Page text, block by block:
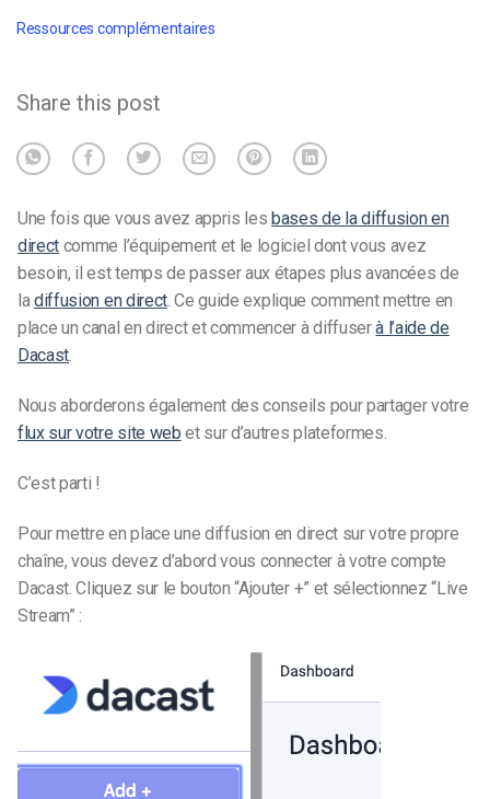
Ressources complémentaires
Share this post
Une fois que vous avez appris les bases de la diffusion en
direct comme l’équipement et le logiciel dont vous avez
besoin, il est temps de passer aux étapes plus avancées de
ladiffusion en direct. Ce guide explique comment mettre en
place un canal en direct et commencer à diffuserà l’aide de
Dacast.
Nous aborderons également des conseils pour partager votre
flux sur votre site web et sur d’autres plateformes.
C’est parti !
Pour mettre en place une diffusion en direct sur votre propre
chaîne, vous devez d’abord vous connecter à votre compte
Dacast. Cliquez sur le bouton “Ajouter +” et sélectionnez “Live
Stream” :